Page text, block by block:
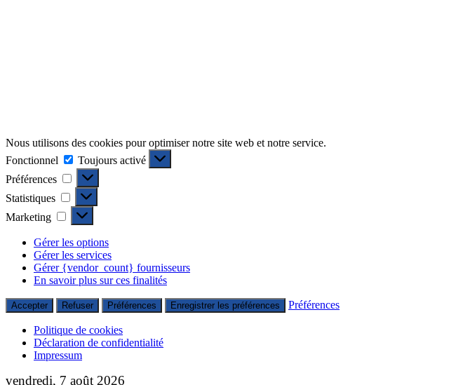
Nous utilisons des cookies pour optimiser notre site web et notre service.
Fonctionnel
Fonctionnel
Toujours activé
Préférences
Préférences
Statistiques Statistiques
Marketing Marketing
Gérer les options
Gérer les services
Gérer {vendor_count} fournisseurs
En savoir plus sur ces finalités
Accepter Refuser Préférences Enregistrer les préférences Préférences
Politique de cookies
Déclaration de confidentialité
Impressum
Passer
vendredi, 7 août 2026